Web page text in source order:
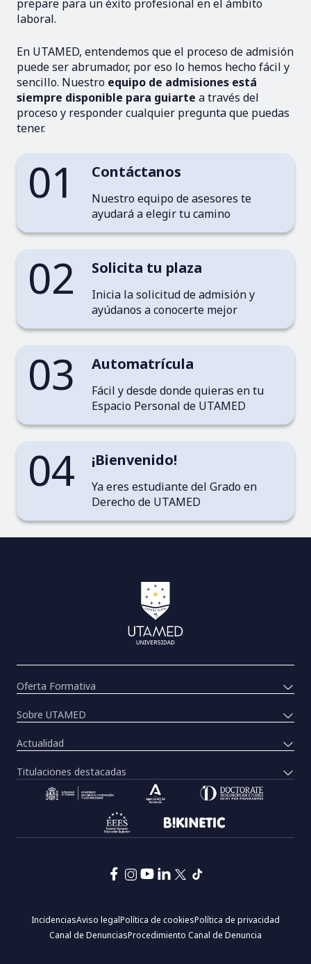
prepare para un éxito profesional en el ámbito
laboral.
En UTAMED, entendemos que el proceso de admisión
puede ser abrumador, por eso lo hemos hecho fácil y
sencillo. Nuestro equipo de admisiones está
siempre disponible para guiarte a través del
proceso y responder cualquier pregunta que puedas
tener.
01 Contáctanos
Nuestro equipo de asesores te
ayudará a elegir tu camino
02 Solicita tu plaza
Inicia la solicitud de admisión y
ayúdanos a conocerte mejor
03 Automatrícula
Fácil y desde donde quieras en tu
Espacio Personal de UTAMED
04 ¡Bienvenido!
Ya eres estudiante del Grado en
Derecho de UTAMED
Oferta Formativa
Sobre UTAMED
Actualidad
Titulaciones destacadas
página:
IncidenciasAviso legalPolítica de cookiesPolítica de privacidad
Canal de DenunciasProcedimiento Canal de Denuncia